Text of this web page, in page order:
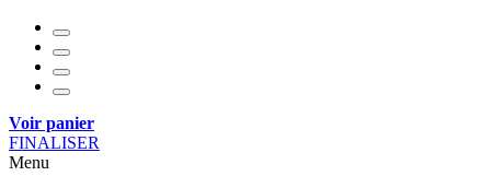
Voir panier
FINALISER
Menu